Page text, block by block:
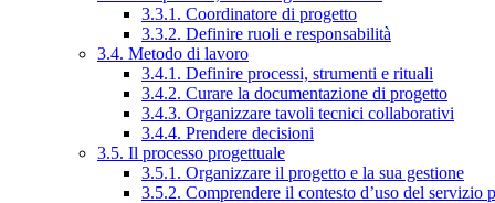
3.3.1. Coordinatore di progetto
3.3.2. Definire ruoli e responsabilità
3.4. Metodo di lavoro
3.4.1. Definire processi, strumenti e rituali
3.4.2. Curare la documentazione di progetto
3.4.3. Organizzare tavoli tecnici collaborativi
3.4.4. Prendere decisioni
3.5. Il processo progettuale
3.5.1. Organizzare il progetto e la sua gestione
3.5.2. Comprendere il contesto d’uso del servizio